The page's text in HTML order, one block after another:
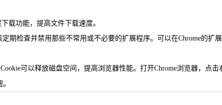
载功能，提高文件下载速度。
期检查并禁用那些不常用或不必要的扩展程序。可以在Chrome的扩
可以释放磁盘空间，提高浏览器性能。打开Chrome浏览器，点击